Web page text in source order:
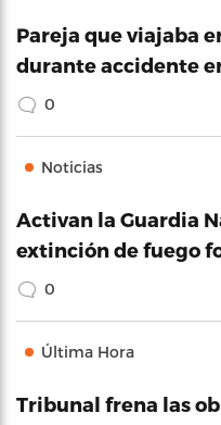
Pareja que viajaba
durante accidente
0
Noticias
Activan la Guardia
extinción de fuego
0
Última Hora
Tribunal frena las